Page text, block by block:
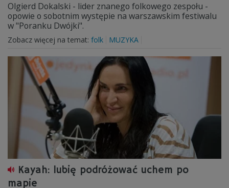
Olgierd Dokalski - lider znanego folkowego zespołu -
opowie o sobotnim występie na warszawskim festiwalu
w "Poranku Dwójki".
Zobacz więcej na temat: folk MUZYKA
Kayah: lubię podróżować uchem po
mapie